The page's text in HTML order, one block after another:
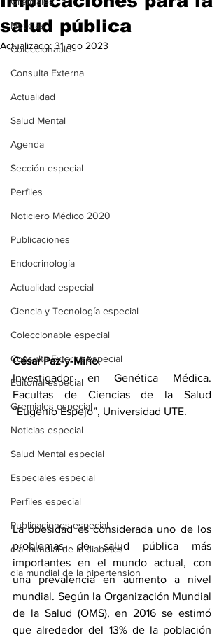
Noticias
Coleccionable
Consulta Externa
Actualidad
Salud Mental
Agenda
Sección especial
Perfiles
Noticiero Médico 2020
Publicaciones
Endocrinología
Actualidad especial
Ciencia y Tecnología especial
Coleccionable especial
Consulta Externa especial
Editorial especial
Gremiales especial
Noticias especial
Salud Mental especial
Especiales especial
Perfiles especial
Publicaciones especial
dia mundial de la diabetes
dia mundial de la hipertension
salud pública
Actualizado:31 ago 2023
César Paz-y-Miño.
Investigador en Genética Médica.
Facultas de Ciencias de la Salud
“Eugenio Espejo”, Universidad UTE.
La obesidad es considerada uno de los
problemas de salud pública más
importantes en el mundo actual, con
una prevalencia en aumento a nivel
mundial. Según la Organización Mundial
de la Salud (OMS), en 2016 se estimó
que alrededor del 13% de la población